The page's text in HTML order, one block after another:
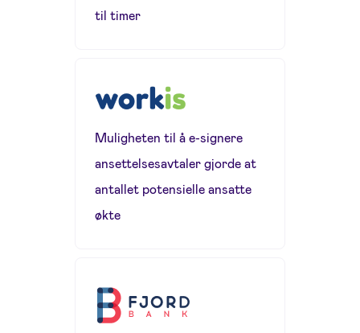
til timer
Muligheten til å e-signere
ansettelsesavtaler gjorde at
antallet potensielle ansatte
økte